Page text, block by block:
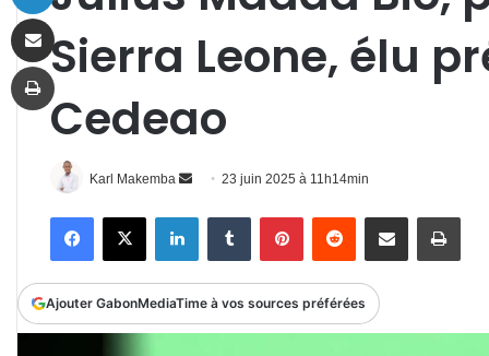
Sierra Leone, élu
Cedeao
Karl Makemba
Envoyer
courriel
23 juin 2025 à 11h14min
FacebookX LinkedinTumblr PinterestReddit Partager par email
Ajouter GabonMediaTime à vos sources préférées
Imprimer